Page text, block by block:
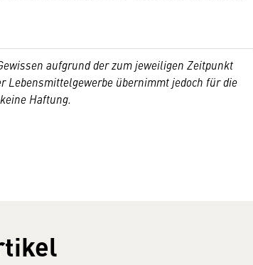
aufgrund der zum jeweiligen Zeitpunkt
Lebensmittelgewerbe übernimmt jedoch für die
Haftung.